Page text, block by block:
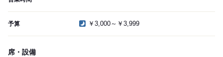
予算 ￥3,000～￥3,999
席・設備